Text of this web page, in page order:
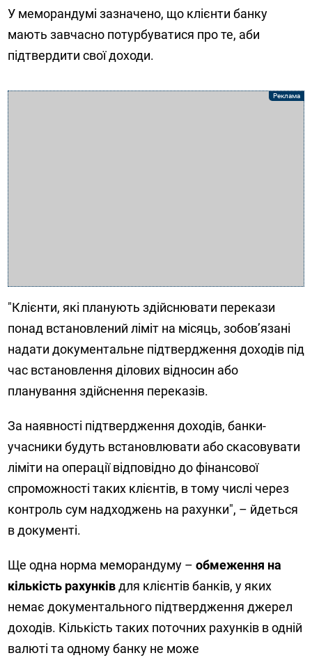
У меморандумі зазначено, що клієнти банку
мають завчасно потурбуватися про те, аби
підтвердити свої доходи.
"Клієнти, які планують здійснювати перекази
понад встановлений ліміт на місяць, зобов’язані
надати документальне підтвердження доходів під
час встановлення ділових відносин або
планування здійснення переказів.
За наявності підтвердження доходів, банки-
учасники будуть встановлювати або скасовувати
ліміти на операції відповідно до фінансової
спроможності таких клієнтів, в тому числі через
контроль сум надходжень на рахунки", – йдеться
в документі.
Ще одна норма меморандуму –обмеження на
кількість рахунківдля клієнтів банків, у яких
немає документального підтвердження джерел
доходів. Кількість таких поточних рахунків в одній
валюті та одному банку не може